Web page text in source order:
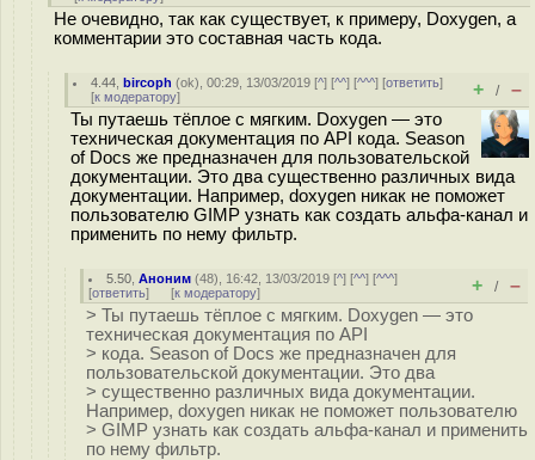
Не очевидно, так как существует, к примеру, Doxygen, а
комментарии это составная часть кода.
4.44 ,bircoph (ok), 00:29, 13/03/2019 [^] [^^] [^^^] [ответить]
[к модератору] + / –
Ты путаешь тёплое с мягким. Doxygen — это
техническая документация по API кода. Season
of Docs же предназначен для пользовательской
документации. Это два существенно различных вида
документации. Например, doxygen никак не поможет
пользователю GIMP узнать как создать альфа-канал и
применить по нему фильтр.
5.50 ,Аноним (48), 16:42, 13/03/2019 [^] [^^] [^^^]
[ответить] [к модератору] + / –
> Ты путаешь тёплое с мягким. Doxygen — это
техническая документация по API
> кода. Season of Docs же предназначен для
пользовательской документации. Это два
> существенно различных вида документации.
Например, doxygen никак не поможет пользователю
> GIMP узнать как создать альфа-канал и применить
по нему фильтр.